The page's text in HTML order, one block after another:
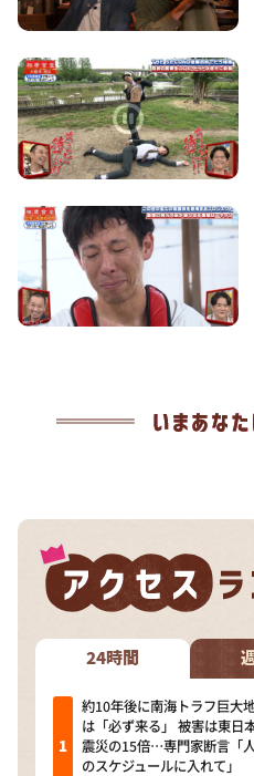
24時間
約10年後に南海トラフ巨大
は「必ず来る」 被害は東日
震災の15倍…専門家断言「
のスケジュールに入れて」